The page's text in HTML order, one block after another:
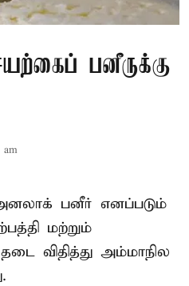
பனீருக்கு
am
அனலாக் பனீர் எனப்படும்
மற்றும்
விதித்து அம்மாநில